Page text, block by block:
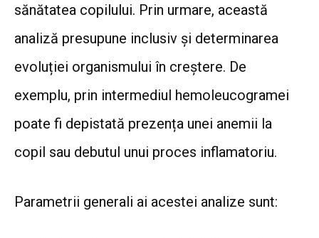
sănătatea copilului. Prin urmare, această
analiză presupune inclusiv și determinarea
evoluției organismului în creștere. De
exemplu, prin intermediul hemoleucogramei
poate fi depistată prezența unei anemii la
copil sau debutul unui proces inflamatoriu.
Parametrii generali ai acestei analize sunt: